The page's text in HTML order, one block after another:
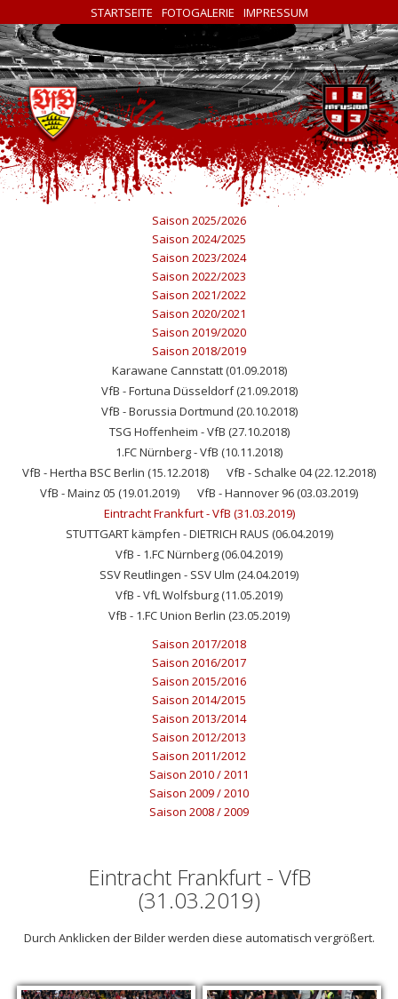
STARTSEITE FOTOGALERIE IMPRESSUM
Saison 2025/2026
Saison 2024/2025
Saison 2023/2024
Saison 2022/2023
Saison 2021/2022
Saison 2020/2021
Saison 2019/2020
Saison 2018/2019
Karawane Cannstatt (01.09.2018)
VfB - Fortuna Düsseldorf (21.09.2018)
VfB - Borussia Dortmund (20.10.2018)
TSG Hoffenheim - VfB (27.10.2018)
1.FC Nürnberg - VfB (10.11.2018)
VfB - Hertha BSC Berlin (15.12.2018)
VfB - Schalke 04 (22.12.2018)
VfB - Mainz 05 (19.01.2019)
VfB - Hannover 96 (03.03.2019)
Eintracht Frankfurt - VfB (31.03.2019)
STUTTGART kämpfen - DIETRICH RAUS (06.04.2019)
VfB - 1.FC Nürnberg (06.04.2019)
SSV Reutlingen - SSV Ulm (24.04.2019)
VfB - VfL Wolfsburg (11.05.2019)
VfB - 1.FC Union Berlin (23.05.2019)
Saison 2017/2018
Saison 2016/2017
Saison 2015/2016
Saison 2014/2015
Saison 2013/2014
Saison 2012/2013
Saison 2011/2012
Saison 2010 / 2011
Saison 2009 / 2010
Saison 2008 / 2009
Eintracht Frankfurt - VfB
(31.03.2019)
Durch Anklicken der Bilder werden diese automatisch vergrößert.